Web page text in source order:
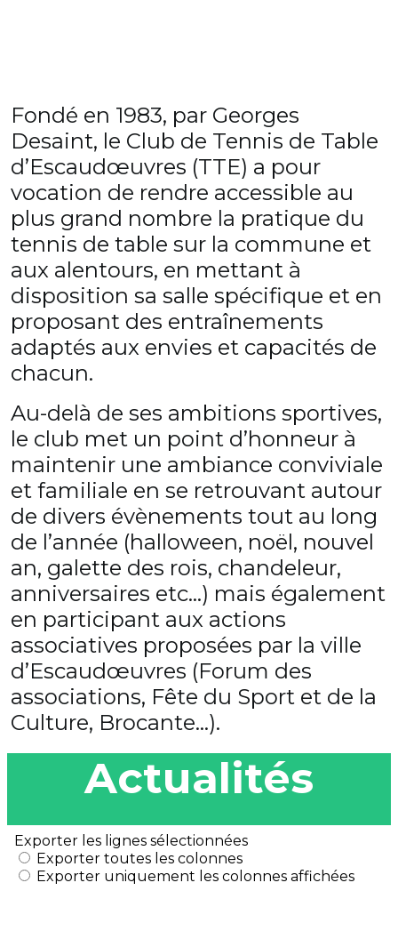
Fondé en 1983, par Georges
Desaint, le Club de Tennis de Table
d’Escaudœuvres (TTE) a pour
vocation de rendre accessible au
plus grand nombre la pratique du
tennis de table sur la commune et
aux alentours, en mettant à
disposition sa salle spécifique et en
proposant des entraînements
adaptés aux envies et capacités de
chacun.
Au-delà de ses ambitions sportives,
le club met un point d’honneur à
maintenir une ambiance conviviale
et familiale en se retrouvant autour
de divers évènements tout au long
de l’année (halloween, noël, nouvel
an, galette des rois, chandeleur,
anniversaires etc…) mais également
en participant aux actions
associatives proposées par la ville
d’Escaudœuvres (Forum des
associations, Fête du Sport et de la
Culture, Brocante…).
Actualités